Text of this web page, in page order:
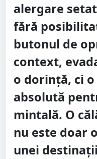
alergare
fără
butonul de
context,
o dorință, ci
absolută
mintală. O
nu este doar
unei